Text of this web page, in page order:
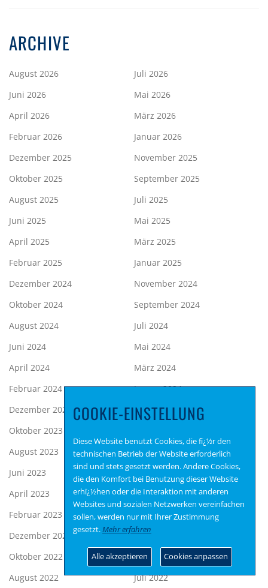
ARCHIVE
August 2026
Juli 2026
Juni 2026
Mai 2026
April 2026
März 2026
Februar 2026
Januar 2026
Dezember 2025
November 2025
Oktober 2025
September 2025
August 2025
Juli 2025
Juni 2025
Mai 2025
April 2025
März 2025
Februar 2025
Januar 2025
Dezember 2024
November 2024
Oktober 2024
September 2024
August 2024
Juli 2024
Juni 2024
Mai 2024
April 2024
März 2024
Februar 2024
Januar 2024
Dezember 2023
November 2023
Oktober 2023
August 2023
Juli 2023
Juni 2023
Mai 2023
April 2023
März 2023
Februar 2023
Januar 2023
Dezember 2022
November 2022
Oktober 2022
September 2022
August 2022
Juli 2022
COOKIE-EINSTELLUNG
Diese Website benutzt Cookies, die fï¿½r den
technischen Betrieb der Website erforderlich
sind und stets gesetzt werden. Andere Cookies,
die den Komfort bei Benutzung dieser Website
erhï¿½hen oder die Interaktion mit anderen
Websites und sozialen Netzwerken vereinfachen
sollen, werden nur mit Ihrer Zustimmung
gesetzt.Mehr erfahren
Alle akzeptieren Cookies anpassen